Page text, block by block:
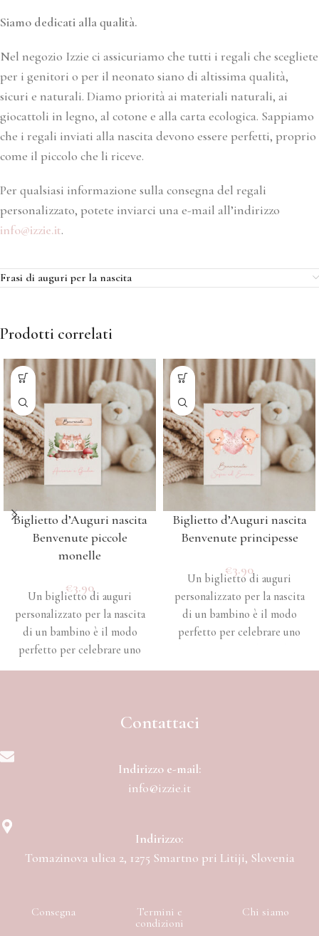
Siamo dedicati alla qualità.
Nel negozio Izzie ci assicuriamo che tutti i regali che scegliete
per i genitori o per il neonato siano di altissima qualità,
sicuri e naturali. Diamo priorità ai materiali naturali, ai
giocattoli in legno, al cotone e alla carta ecologica. Sappiamo
che i regali inviati alla nascita devono essere perfetti, proprio
come il piccolo che li riceve.
Per qualsiasi informazione sulla consegna del regali
personalizzato, potete inviarci una e-mail all’indirizzo
info@izzie.it.
Frasi di auguri per la nascita
Prodotti correlati
Biglietto d’Auguri nascita
Benvenute piccole
monelle
€3.90
Un biglietto di auguri
personalizzato per la nascita
di un bambino è il modo
perfetto per celebrare uno
dei momenti più belli della
Biglietto d’Auguri nascita
Benvenute principesse
€3.90
Un biglietto di auguri
personalizzato per la nascita
di un bambino è il modo
perfetto per celebrare uno
vita.
Contattaci
Indirizzo e-mail:
info@izzie.it
Indirizzo:
Tomazinova ulica 2, 1275 Smartno pri Litiji, Slovenia
Consegna
Termini e
condizioni
Chi siamo